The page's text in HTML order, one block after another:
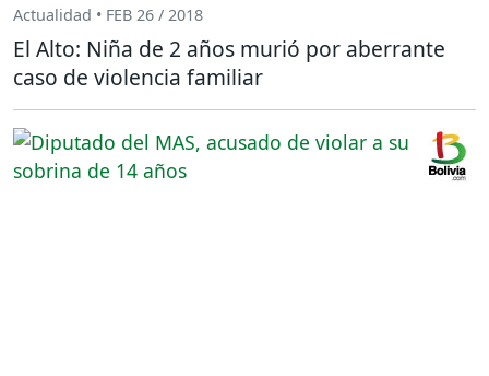
Actualidad • FEB 26 / 2018
El Alto: Niña de 2 años murió por aberrante
caso de violencia familiar